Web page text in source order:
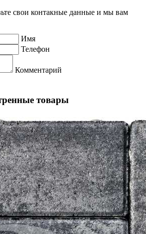
свои контакные данные и мы вам
Имя
Телефон
Комментарий
товары